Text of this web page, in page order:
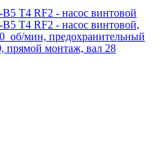
T4 RF2 - насос винтовой
T4 RF2 - насос винтовой,
об/мин, предохранительный
прямой монтаж, вал 28